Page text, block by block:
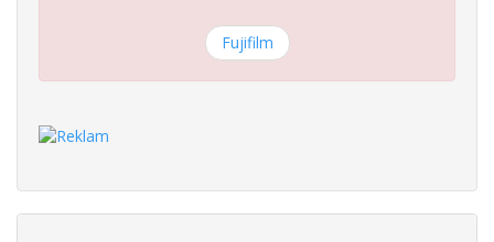
Fujifilm